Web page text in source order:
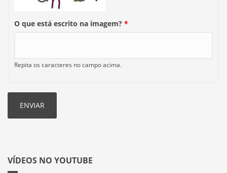
O que está escrito na imagem? *
Repita os caracteres no campo acima.
VÍDEOS NO YOUTUBE